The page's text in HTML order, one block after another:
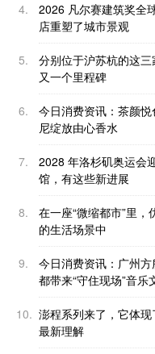
4.
2026 凡尔赛建筑奖全
店重塑了城市景观
5.
分别位于沪苏杭的这
又一个里程碑
6.
今日消费资讯：茶颜
尼绽放由心香水
7.
2028 年洛杉矶奥运会
馆，有这些新进展
8.
在一座“微缩都市”里
的生活场景中
9.
今日消费资讯：广州
都带来“守住现场”音乐
10. 澎程系列来了，它体现
最新理解